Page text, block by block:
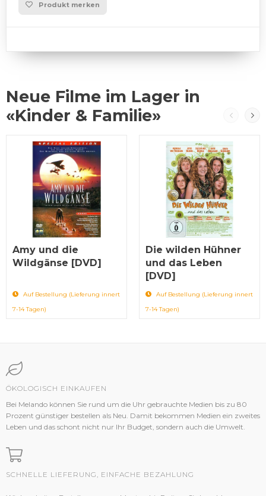
Produkt merken
Neue Filme im Lager in
«Kinder & Familie»
Amy und die
Wildgänse [DVD]
Auf Bestellung (Lieferung innert
7-14 Tagen)
Die wilden Hühner
und das Leben
[DVD]
Auf Bestellung (Lieferung innert
7-14 Tagen)
ÖKOLOGISCH EINKAUFEN
Bei Melando können Sie rund um die Uhr gebrauchte Medien bis zu 80
Prozent günstiger bestellen als Neu. Damit bekommen Medien ein zweites
Leben und das schont nicht nur Ihr Budget, sondern auch die Umwelt.
SCHNELLE LIEFERUNG, EINFACHE BEZAHLUNG